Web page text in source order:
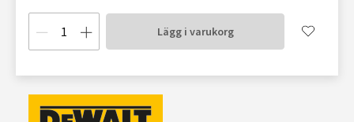
Lägg i varukorg